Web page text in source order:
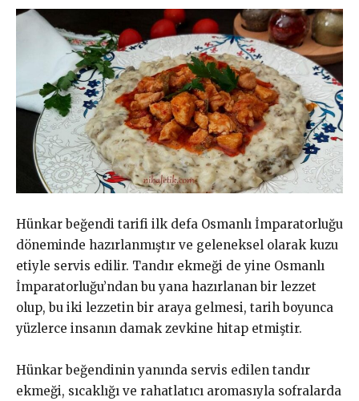
Hünkar beğendi tarifi ilk defa Osmanlı İmparatorluğu
döneminde hazırlanmıştır ve geleneksel olarak kuzu
etiyle servis edilir. Tandır ekmeği de yine Osmanlı
İmparatorluğu’ndan bu yana hazırlanan bir lezzet
olup, bu iki lezzetin bir araya gelmesi, tarih boyunca
yüzlerce insanın damak zevkine hitap etmiştir.
Hünkar beğendinin yanında servis edilen tandır
ekmeği, sıcaklığı ve rahatlatıcı aromasıyla sofralarda